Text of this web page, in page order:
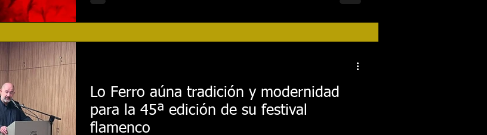
Lo Ferro aúna tradición y modernidad
para la 45ª edición de su festival
flamenco